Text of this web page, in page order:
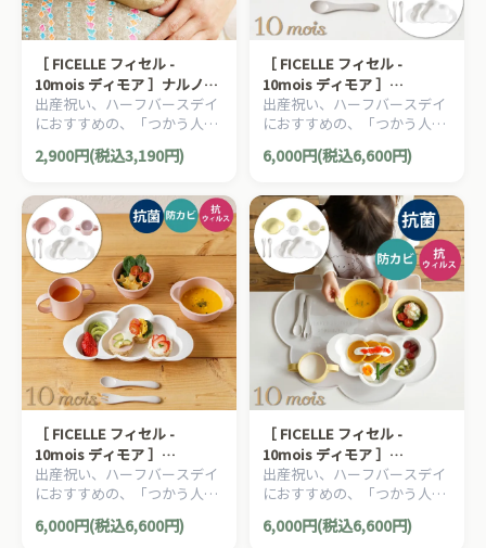
［ FICELLE フィセル -
10mois ディモア ］ナルノア
ピロー きつね イエロー 日本
製 お昼寝 赤ちゃん 枕
出産祝い、ハーフバースデイ
におすすめの、「つかう人が
本当に笑顔になれるモノ」を
大切に出産準備グッズ、
ビー用品です。
2,900円(税込3,190円)
［ FICELLE フィセル -
10mois ディモア ］
mamamanma grande ママ
マンマ グランデ セット ブル
ー 日本製 お食い初め
出産祝い、ハーフバースデイ
におすすめの、「つかう人が
本当に笑顔になれるモノ」を
大切に出産準備グッズ、
ビー用品です。
6,000円(税込6,600円)
［ FICELLE フィセル -
10mois ディモア ］
mamamanma grande ママ
マンマ グランデ セット ピン
ク 日本製 お食い初め
出産祝い、ハーフバースデイ
におすすめの、「つかう人が
本当に笑顔になれるモノ」を
大切に出産準備グッズ、
6,000円(税込6,600円)
［ FICELLE フィセル -
10mois ディモア ］
mamamanma grande ママ
マンマ グランデ セット フ
レンチバニラ 日本製 お食い
初め
出産祝い、ハーフバースデイ
におすすめの、「つかう人が
本当に笑顔になれるモノ」を
大切に出産準備グッズ、
6,000円(税込6,600円)